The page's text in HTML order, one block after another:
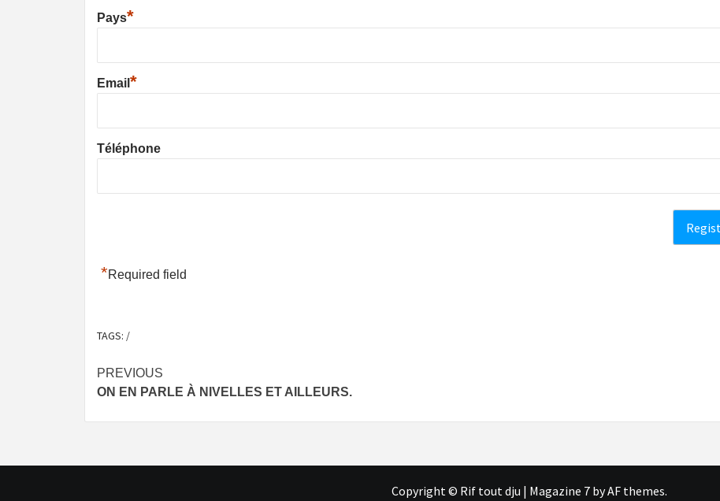
Pays*
Email *
Téléphone
*Required field
TAGS: /
Post
navigation
PREVIOUS
ON EN PARLE À NIVELLES ET AILLEURS.
Copyright © Rif tout dju | Magazine 7 by AF themes.